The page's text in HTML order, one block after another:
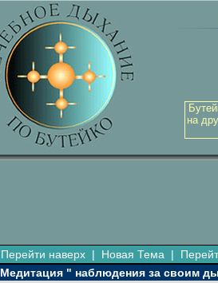
на
Перейти наверх | Новая Тема |
Медитация " наблюдения за своим